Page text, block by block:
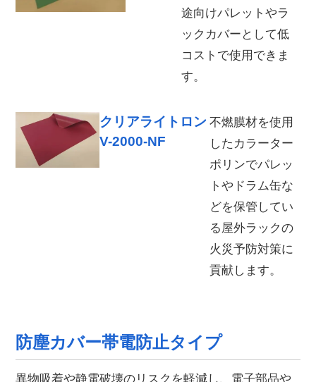
途向けパレットやラ
ックカバーとして低
コストで使用できま
す。
クリアライトロン
V-2000-NF
不燃膜材を使用
したカラーター
ポリンでパレッ
トやドラム缶な
どを保管してい
る屋外ラックの
火災予防対策に
貢献します。
防塵カバー帯電防止タイプ
異物吸着や静電破壊のリスクを軽減し、電子部品や